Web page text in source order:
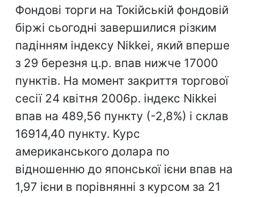
Фондові торги на Токійській фондовій
біржі сьогодні завершилися різким
падінням індексу Nikkei, який вперше
з 29 березня ц.р. впав нижче 17000
пунктів. На момент закриття торгової
сесії 24 квітня 2006р. індекс Nikkei
впав на 489,56 пункту (-2,8%) і склав
16914,40 пункту. Курс
американського долара по
відношенню до японської ієни впав на
1,97 ієни в порівнянні з курсом за 21